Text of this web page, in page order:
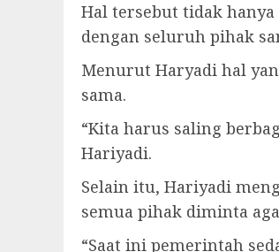
Hal tersebut tidak
dengan seluruh pihak
Menurut Haryadi hal
sama.
“Kita harus saling
Hariyadi.
Selain itu, Hariyadi
semua pihak diminta
“Saat ini pemerintah